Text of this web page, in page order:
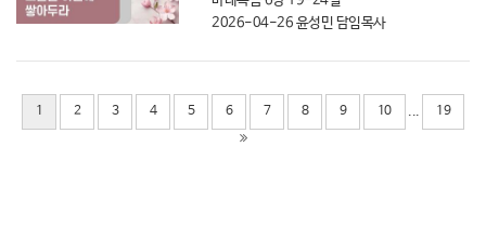
2026-04-26 윤성민 담임목사
1 2 3 4 5 6 7 8 9 10 ... 19